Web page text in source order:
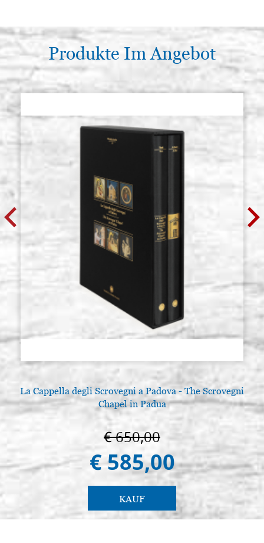
Produkte Im Angebot
La Cappella degli Scrovegni a Padova - The Scrovegni
Chapel in Padua
€ 650,00
€ 585,00
KAUF